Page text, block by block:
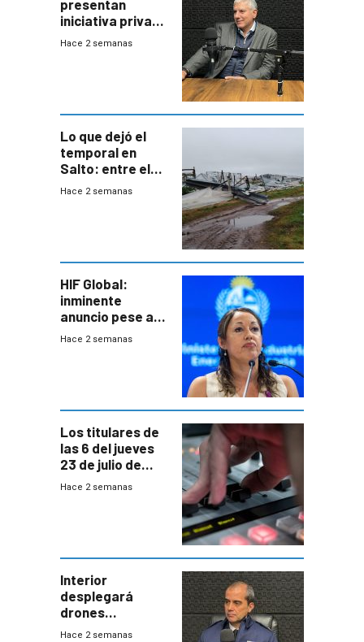
presentan
iniciativa privada
para una red de
Hace 2 semanas
Lo que dejó el
temporal en
Salto: entre el
impacto
Hace 2 semanas
HIF Global:
inminente
anuncio pese a
declaración de
gobierno
Hace 2 semanas
Los titulares de
las 6 del jueves
23 de julio de
2026
Hace 2 semanas
Interior
desplegará
drones
autónomos para
Hace 2 semanas